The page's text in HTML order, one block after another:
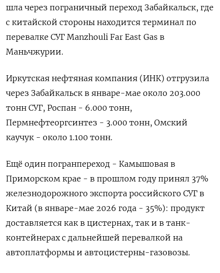
шла через пограничный переход Забайкальск, где
с китайской ​стороны находится терминал по
перевалке СУГ Manzhouli Far East Gas в
Маньчжурии.
Иркутская нефтяная компания (ИНК) отгрузила
через Забайкальск в январе-мае около 203.000
тонн СУГ, Роспан - 6.000 тонн,
Пермнефтеоргсинтез - 3.000 тонн, Омский
каучук - около 1.100 тонн.
Ещё один погранпереход - Камышовая в
Приморском крае - в прошлом году принял 37%
железнодорожного экспорта российского СУГ в
Китай (в январе-мае 2026 года - 35%): продукт
доставляется как в цистернах, так и в танк-
контейнерах с дальнейшей перевалкой на
автоплатформы и автоцистерны-газовозы.